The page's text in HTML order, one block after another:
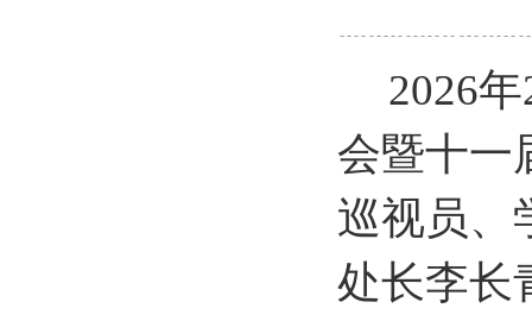
2026
会暨十一
巡视员、
处长李长